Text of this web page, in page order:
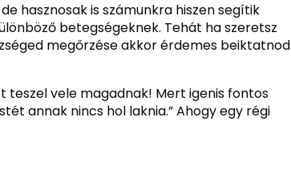
hasznosak is számunkra hiszen segítik
betegségeknek. Tehát ha szeretsz
megőrzése akkor érdemes beiktatnod
teszel vele magadnak! Mert igenis fontos
annak nincs hol laknia.” Ahogy egy régi